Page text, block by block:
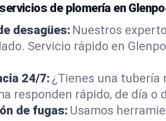
de plomería en
desagües: Nuestros
Servicio rápido en
24/7: ¿Tienes una tubería
responden rápido, de día
de fugas: Usamos